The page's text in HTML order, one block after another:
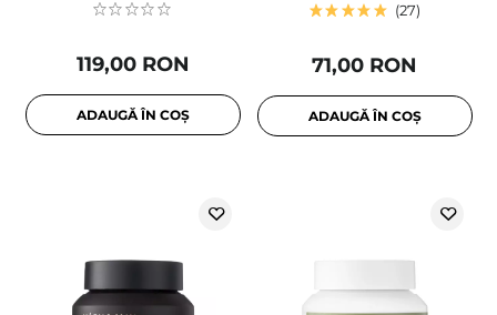
119,00 RON
ADAUGĂ ÎN COȘ
27
71,00 RON
ADAUGĂ ÎN COȘ